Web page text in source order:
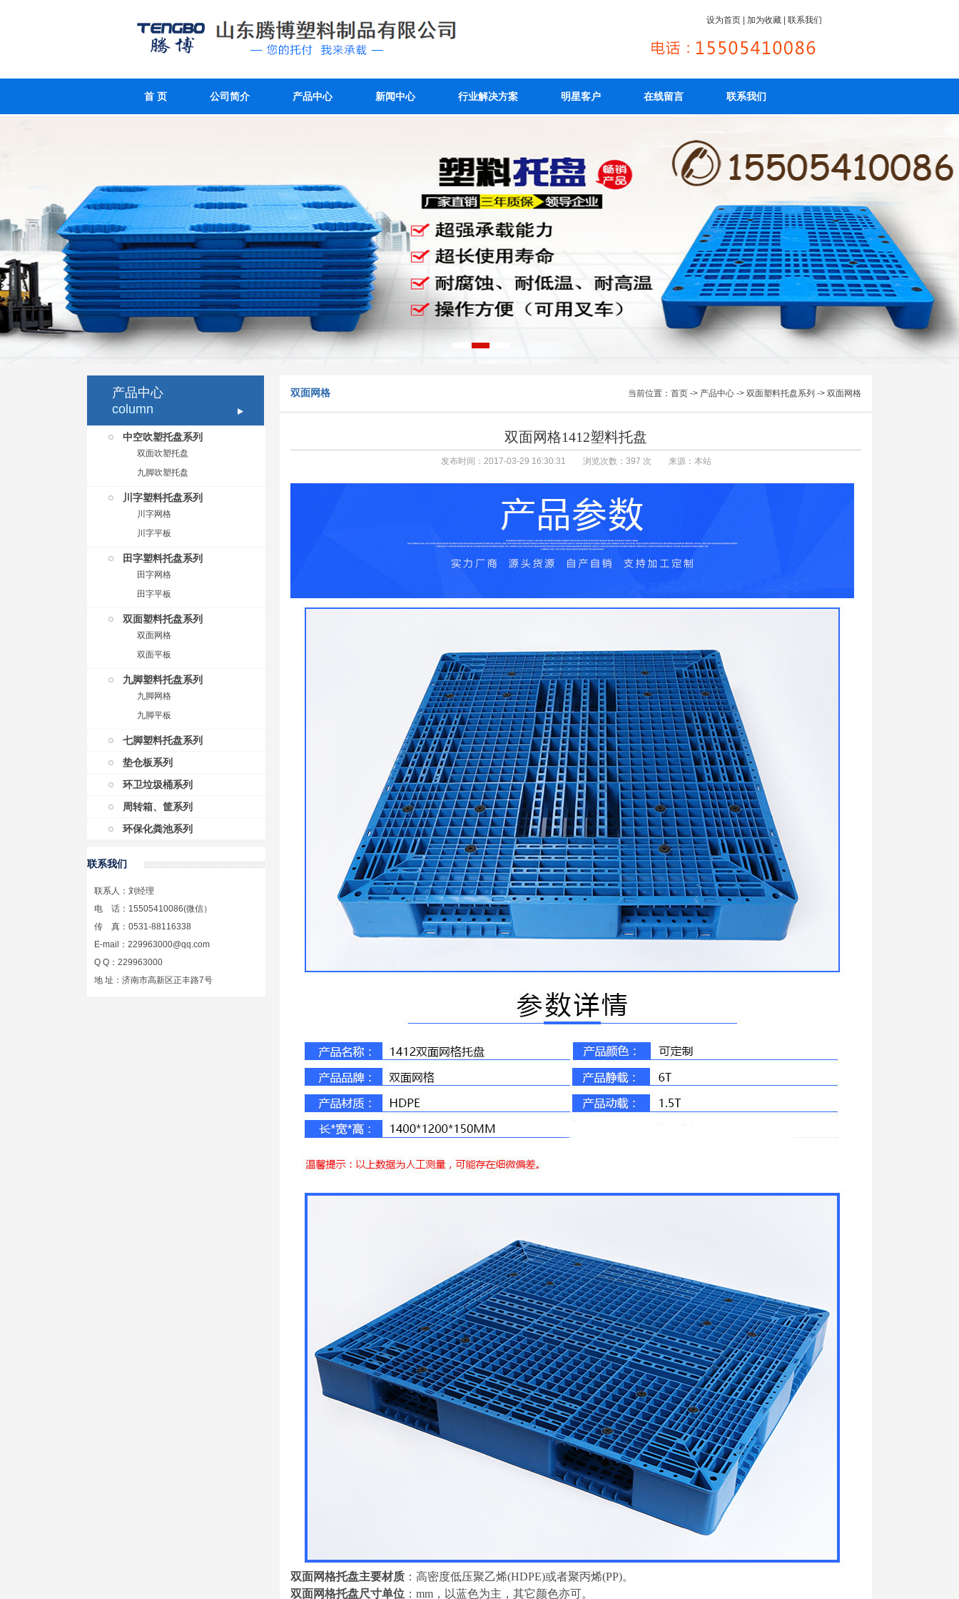
设为首页 加为收藏 联系我们
首 页 公司简介 产品中心 新闻中心 行业解决方案 明星客户 在线留言 联系我们
产品中心
column
中空吹塑托盘系列
双面吹塑托盘
九脚吹塑托盘
川字塑料托盘系列
川字网格
川字平板
田字塑料托盘系列
田字网格
田字平板
双面塑料托盘系列
双面网格
双面平板
九脚塑料托盘系列
九脚网格
九脚平板
七脚塑料托盘系列
垫仓板系列
环卫垃圾桶系列
周转箱、筐系列
环保化粪池系列
联系我们
联系人：刘经理
电 话：15505410086(微信）
传 真：0531-88116338
E-mail：229963000@qq.com
Q Q：229963000
地 址：济南市高新区正丰路7号
双面网格 当前位置： 首页 -> 产品中心 -> 双面塑料托盘系列 -> 双面网格
双面网格1412塑料托盘
发布时间：2017-03-29 16:30:31 浏览次数： 397 次 来源：本站
双面网格托盘主要材质 ：高密度低压聚乙烯(HDPE)或者聚丙烯(PP)。
双面网格托盘尺寸单位 ：mm，以蓝色为主，其它颜色亦可。